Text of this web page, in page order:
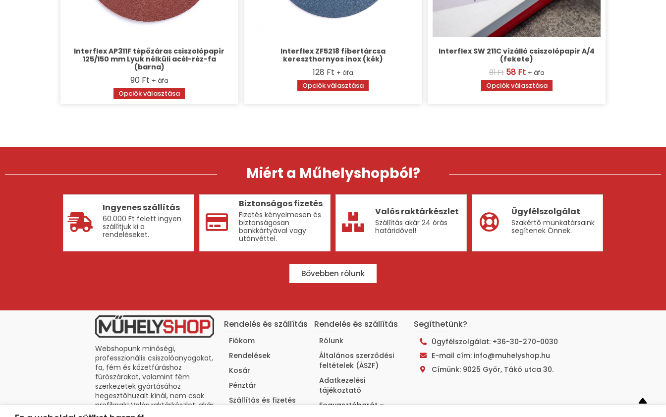
Interflex AP311F tépőzáras csiszolópapír
125/150 mm Lyuk nélküli acél-réz-fa
(barna)
90 Ft + áfa
Opciók választása
Interflex ZF5218 fíbertárcsa
kereszthornyos inox (kék)
128 Ft + áfa
Opciók választása
Interflex SW 211C vízálló csiszolópapír A/4
(fekete)
81Ft 58 Ft + áfa
Opciók választása
Miért a Műhelyshopból?
Ingyenes szállítás
60.000 Ft felett ingyen
szállítjuk ki a
rendeléseket.
Biztonságos fizetés
Fizetés kényelmesen és
biztonságosan
bankkártyával vagy
utánvéttel.
Valós raktárkészlet
Szállítás akár 24 órás
határidővel!
Ügyfélszolgálat
Szakértő munkatársaink
segítenek Önnek.
Bővebben rólunk
Webshopunk minőségi,
professzionális csiszolóanyagokat,
fa, fém és kőzetfúráshoz
fúrószárakat, valamint fém
szerkezetek gyártásához
hegesztőhuzalt kínál, nem csak
profiknak! Valós raktárkészlet, akár
24 órás szállítás!
Rendelés és szállítás
Fiókom
Rendelések
Kosár
Pénztár
Szállítás és fizetés
Rendelés és szállítás
Rólunk
Általános szerződési
feltételek (ÁSZF)
Adatkezelési
tájékoztató
Fogyasztóbarát –
Segíthetünk?
Ügyfélszolgálat: +36-30-270-0030
E-mail cím: info@muhelyshop.hu
Címünk: 9025 Győr, Tákó utca 30.